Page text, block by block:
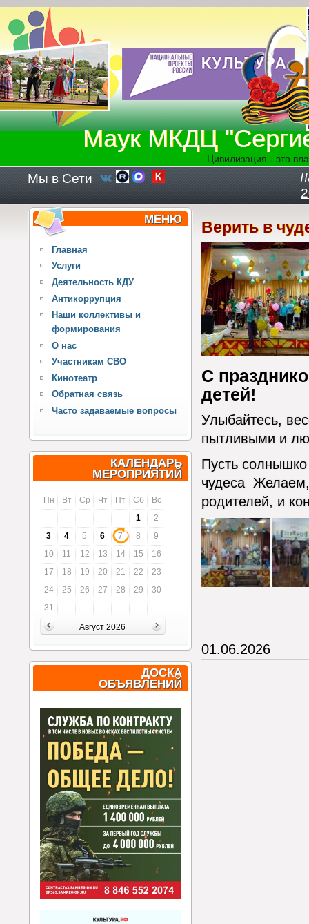
Перейти к основному содержанию
Маук МКДЦ
Цивилизация - это
Мы в Сети
МЕНЮ
Главная
Услуги
Деятельность КДУ
Антикоррупция
Наши коллективы и
формирования
О нас
Участникам СВО
Кинотеатр
Обратная связь
Часто задаваемые вопросы
КАЛЕНДАРЬ
МЕРОПРИЯТИЙ
Пн Вт Ср Чт Пт Сб
Вс
1
2
3
4 5 6 7 8
9
10
11 12 13 14 15
16
17
18 19 20 21 22
23
24
25 26 27 28 29
30
31
Август 2026
ДОСКА
ОБЪЯВЛЕНИЙ
Верить в
С
детей!
Улыбайтесь,
пытливыми и
Пусть
чудеса Желаем,
родителей, и
01.06.2026